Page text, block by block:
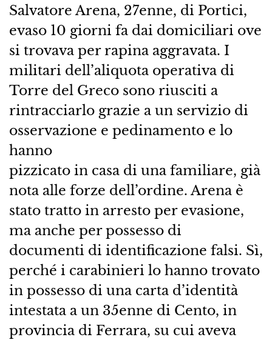
Salvatore Arena, 27enne, di Portici,
evaso 10 giorni fa dai domiciliari ove
si trovava per rapina aggravata. I
militari dell’aliquota operativa di
Torre del Greco sono riusciti a
rintracciarlo grazie a un servizio di
osservazione e pedinamento e lo
hanno
pizzicato in casa di una familiare, già
nota alle forze dell’ordine. Arena è
stato tratto in arresto per evasione,
ma anche per possesso di
documenti di identificazione falsi. Sì,
perché i carabinieri lo hanno trovato
in possesso di una carta d’identità
intestata a un 35enne di Cento, in
provincia di Ferrara, su cui aveva